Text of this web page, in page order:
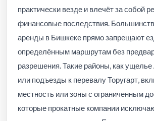
практически везде и влечёт за собой
финансовые последствия.
аренды в Бишкеке прямо запрещают
определённым маршрутам без
разрешения. Такие районы, как
или подъезды к перевалу Торугарт,
местность или зоны с ограниченным
которые прокатные компании